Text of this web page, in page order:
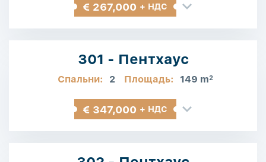
€ 267,000 + НДС
301 - Пентхаус
Спальни: 2 Площадь: 149 m2
€ 347,000 + НДС